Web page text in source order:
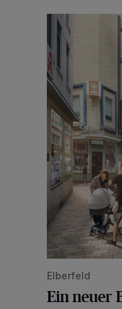
Ein neuer
Elberfeld
Ein neuer